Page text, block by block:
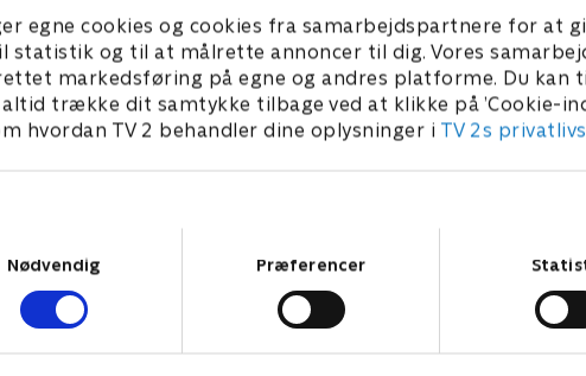
egne cookies og cookies fra samarbejdspartnere for at
statistik og til at målrette annoncer til dig. Vores
markedsføring på egne og andres platforme. Du kan
altid trække dit samtykke tilbage ved at klikke på ’Cookie-
hvordan TV 2 behandler dine oplysninger i TV 2s
Nødvendig
Præferencer